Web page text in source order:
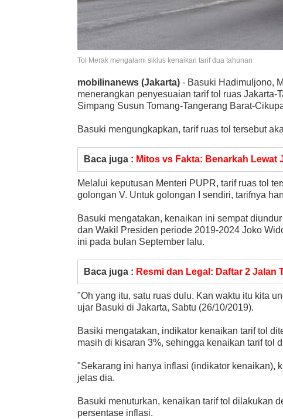
Tol Merak mengalami siklus kenaikan tarif dua tahunan
mobilinanews (Jakarta) - Basuki Hadimuljono,
menerangkan penyesuaian tarif tol ruas
Simpang Susun Tomang-Tangerang Barat-
Basuki mengungkapkan, tarif ruas tol tersebut
Baca juga : Mitos vs Fakta: Benarkah Lewat
Melalui keputusan Menteri PUPR, tarif ruas tol
golongan V. Untuk golongan I sendiri, tarifnya
Basuki mengatakan, kenaikan ini sempat
dan Wakil Presiden periode 2019-2024 Joko
ini pada bulan September lalu.
Baca juga : Resmi dan Legal: Daftar 2
"Oh yang itu, satu ruas dulu. Kan waktu itu kita
ujar Basuki di Jakarta, Sabtu (26/10/2019).
Basiki mengatakan, indikator kenaikan tarif tol
masih di kisaran 3%, sehingga kenaikan tarif tol
"Sekarang ini hanya inflasi (indikator kenaikan),
jelas dia.
Basuki menuturkan, kenaikan tarif tol dilakukan
persentase inflasi.